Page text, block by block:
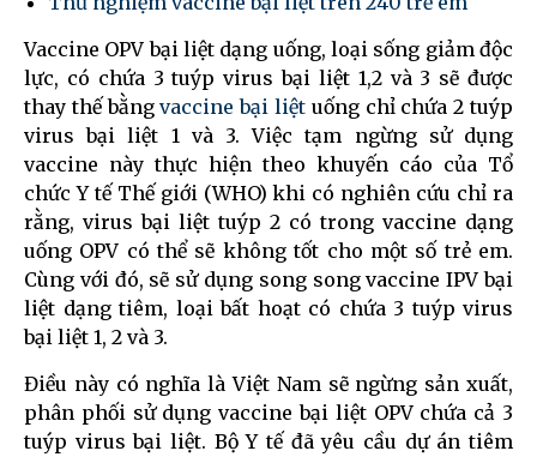
Vaccine OPV bại liệt dạng uống, loại sống giảm độc
lực, có chứa 3 tuýp virus bại liệt 1,2 và 3 sẽ được
thay thế bằngvaccine bại liệt uống chỉ chứa 2 tuýp
virus bại liệt 1 và 3. Việc tạm ngừng sử dụng
vaccine này thực hiện theo khuyến cáo của Tổ
chức Y tế Thế giới (WHO) khi có nghiên cứu chỉ ra
rằng, virus bại liệt tuýp 2 có trong vaccine dạng
uống OPV có thể sẽ không tốt cho một số trẻ em.
Cùng với đó, sẽ sử dụng song song vaccine IPV bại
liệt dạng tiêm, loại bất hoạt có chứa 3 tuýp virus
bại liệt 1, 2 và 3.
Điều này có nghĩa là Việt Nam sẽ ngừng sản xuất,
phân phối sử dụng vaccine bại liệt OPV chứa cả 3
tuýp virus bại liệt. Bộ Y tế đã yêu cầu dự án tiêm